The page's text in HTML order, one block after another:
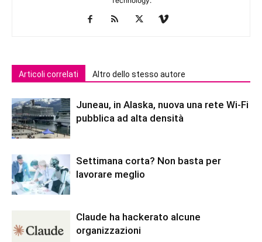
Articoli correlati Altro dello stesso autore
Juneau, in Alaska, nuova una rete Wi-Fi
pubblica ad alta densità
Settimana corta? Non basta per
lavorare meglio
Claude ha hackerato alcune
organizzazioni